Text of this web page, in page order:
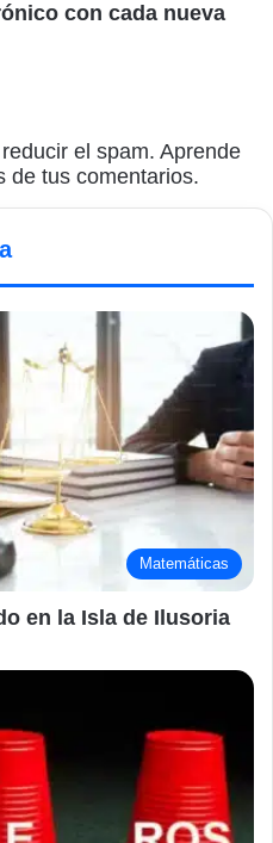
con cada nueva
el spam. Aprende
de tus comentarios.
Matemáticas
en la Isla de Ilusoria